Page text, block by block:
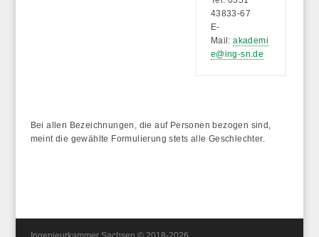
43833-67
E-
Mail:akademi
e@ing-sn.de
Bei allen Bezeichnungen, die auf Personen bezogen sind,
meint die gewählte Formulierung stets alle Geschlechter.